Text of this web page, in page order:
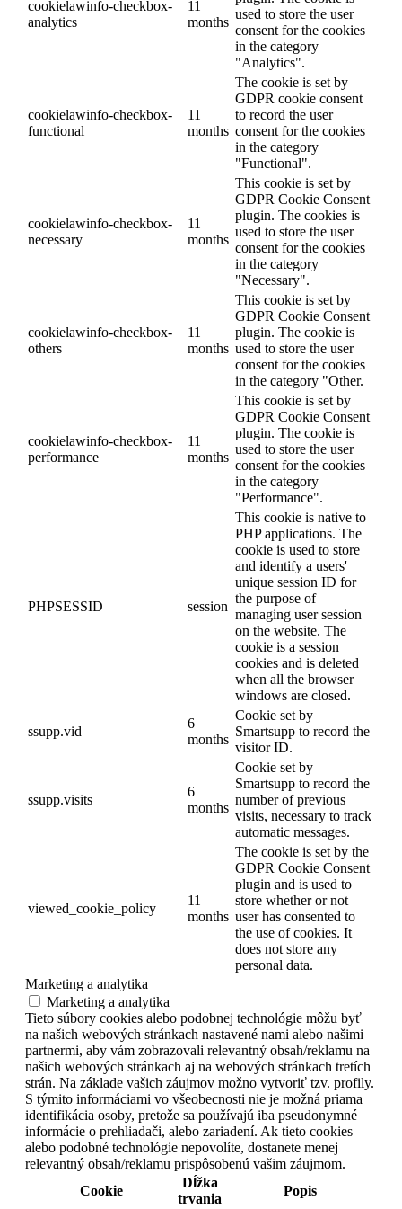
cookielawinfo-checkbox-
analytics
11
months
used to store the user
consent for the cookies
in the category
"Analytics".
cookielawinfo-checkbox-
functional
11
months
The cookie is set by
GDPR cookie consent
to record the user
consent for the cookies
in the category
"Functional".
cookielawinfo-checkbox-
necessary
11
months
This cookie is set by
GDPR Cookie Consent
plugin. The cookies is
used to store the user
consent for the cookies
in the category
"Necessary".
cookielawinfo-checkbox-
others
11
months
This cookie is set by
GDPR Cookie Consent
plugin. The cookie is
used to store the user
consent for the cookies
in the category "Other.
cookielawinfo-checkbox-
performance
11
months
This cookie is set by
GDPR Cookie Consent
plugin. The cookie is
used to store the user
consent for the cookies
in the category
"Performance".
PHPSESSID session
This cookie is native to
PHP applications. The
cookie is used to store
and identify a users'
unique session ID for
the purpose of
managing user session
on the website. The
cookie is a session
cookies and is deleted
when all the browser
windows are closed.
ssupp.vid
6
months
Cookie set by
Smartsupp to record the
visitor ID.
ssupp.visits
6
months
Cookie set by
Smartsupp to record the
number of previous
visits, necessary to track
automatic messages.
viewed_cookie_policy
11
months
The cookie is set by the
GDPR Cookie Consent
plugin and is used to
store whether or not
user has consented to
the use of cookies. It
does not store any
personal data.
Marketing a analytika
Marketing a analytika
Tieto súbory cookies alebo podobnej technológie môžu byť
na našich webových stránkach nastavené nami alebo našimi
partnermi, aby vám zobrazovali relevantný obsah/reklamu na
našich webových stránkach aj na webových stránkach tretích
strán. Na základe vašich záujmov možno vytvoriť tzv. profily.
S týmito informáciami vo všeobecnosti nie je možná priama
identifikácia osoby, pretože sa používajú iba pseudonymné
informácie o prehliadači, alebo zariadení. Ak tieto cookies
alebo podobné technológie nepovolíte, dostanete menej
relevantný obsah/reklamu prispôsobenú vašim záujmom.
Cookie
Dĺžka
trvania
Popis